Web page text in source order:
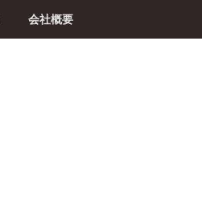
会社概要